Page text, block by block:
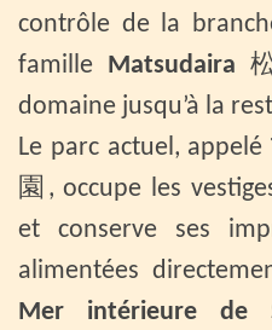
contrôle de la
famille Matsudaira
domaine jusqu’à la
Le parc actuel, appelé
園, occupe les
et conserve ses
alimentées
Mer intérieure de